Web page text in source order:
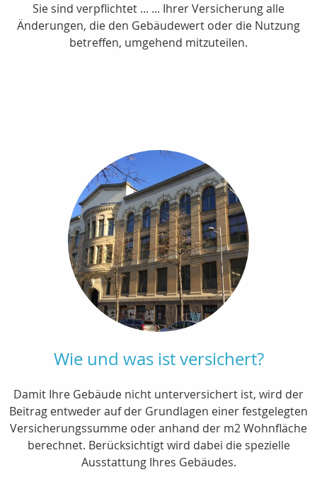
Sie sind verpflichtet ... ... Ihrer Versicherung alle
Änderungen, die den Gebäudewert oder die Nutzung
betreffen, umgehend mitzuteilen.
Wie und was ist versichert?
Damit Ihre Gebäude nicht unterversichert ist, wird der
Beitrag entweder auf der Grundlagen einer festgelegten
Versicherungssumme oder anhand der m2 Wohnfläche
berechnet. Berücksichtigt wird dabei die spezielle
Ausstattung Ihres Gebäudes.